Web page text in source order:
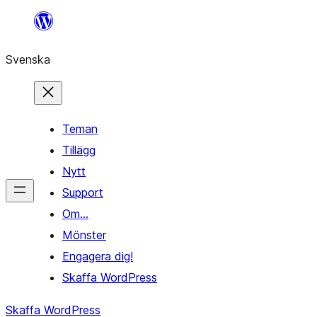
Hoppa
innehåll
Svenska
Teman
Tillägg
Nytt
Support
Om…
Mönster
Engagera dig!
Skaffa WordPress
Skaffa WordPress